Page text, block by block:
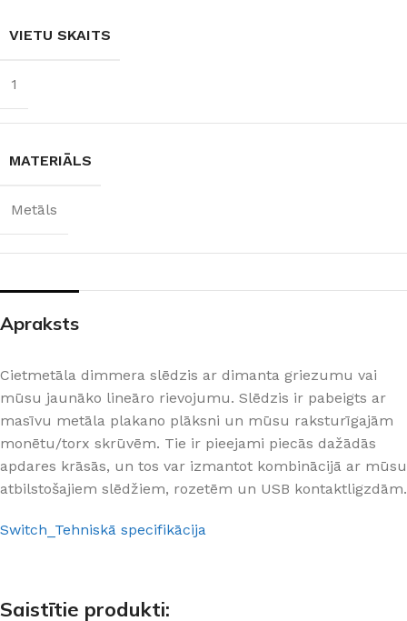
VIETU SKAITS
1
MATERIĀLS
Metāls
Apraksts
Cietmetāla dimmera slēdzis ar dimanta griezumu vai
mūsu jaunāko lineāro rievojumu. Slēdzis ir pabeigts ar
masīvu metāla plakano plāksni un mūsu raksturīgajām
monētu/torx skrūvēm. Tie ir pieejami piecās dažādās
apdares krāsās, un tos var izmantot kombinācijā ar mūsu
atbilstošajiem slēdžiem, rozetēm un USB kontaktligzdām.
Switch_Tehniskā specifikācija
Saistītie produkti: